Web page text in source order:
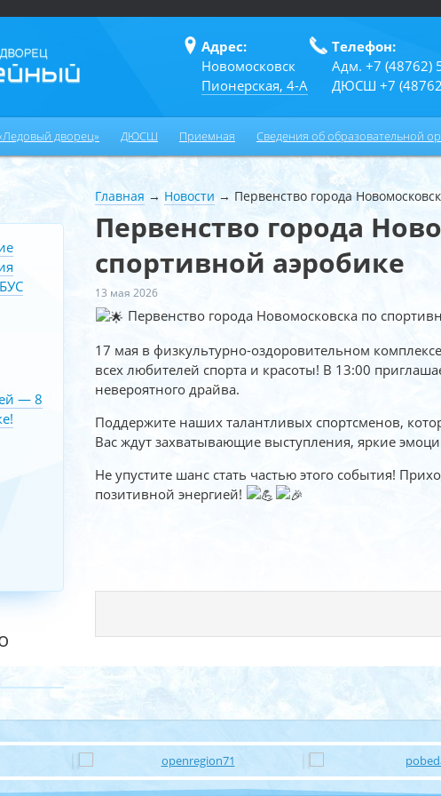
Адрес:
Новомосковск
Пионерская, 4-А
Телефон:
Адм. +7 (48762)
ДЮСШ +7
дворец» ДЮСШ Приемная Сведения об образовательной
Главная → Новости → Первенство города
Первенство города
спортивной аэробике
13 мая 2026
Первенство города Новомосковска по
17 мая в физкультурно-оздоровительном
всех любителей спорта и красоты! В 13:00
невероятного драйва.
Поддержите наших талантливых спортсменов,
Вас ждут захватывающие выступления, яркие
Не упустите шанс стать частью этого события!
позитивной энергией!
— 8